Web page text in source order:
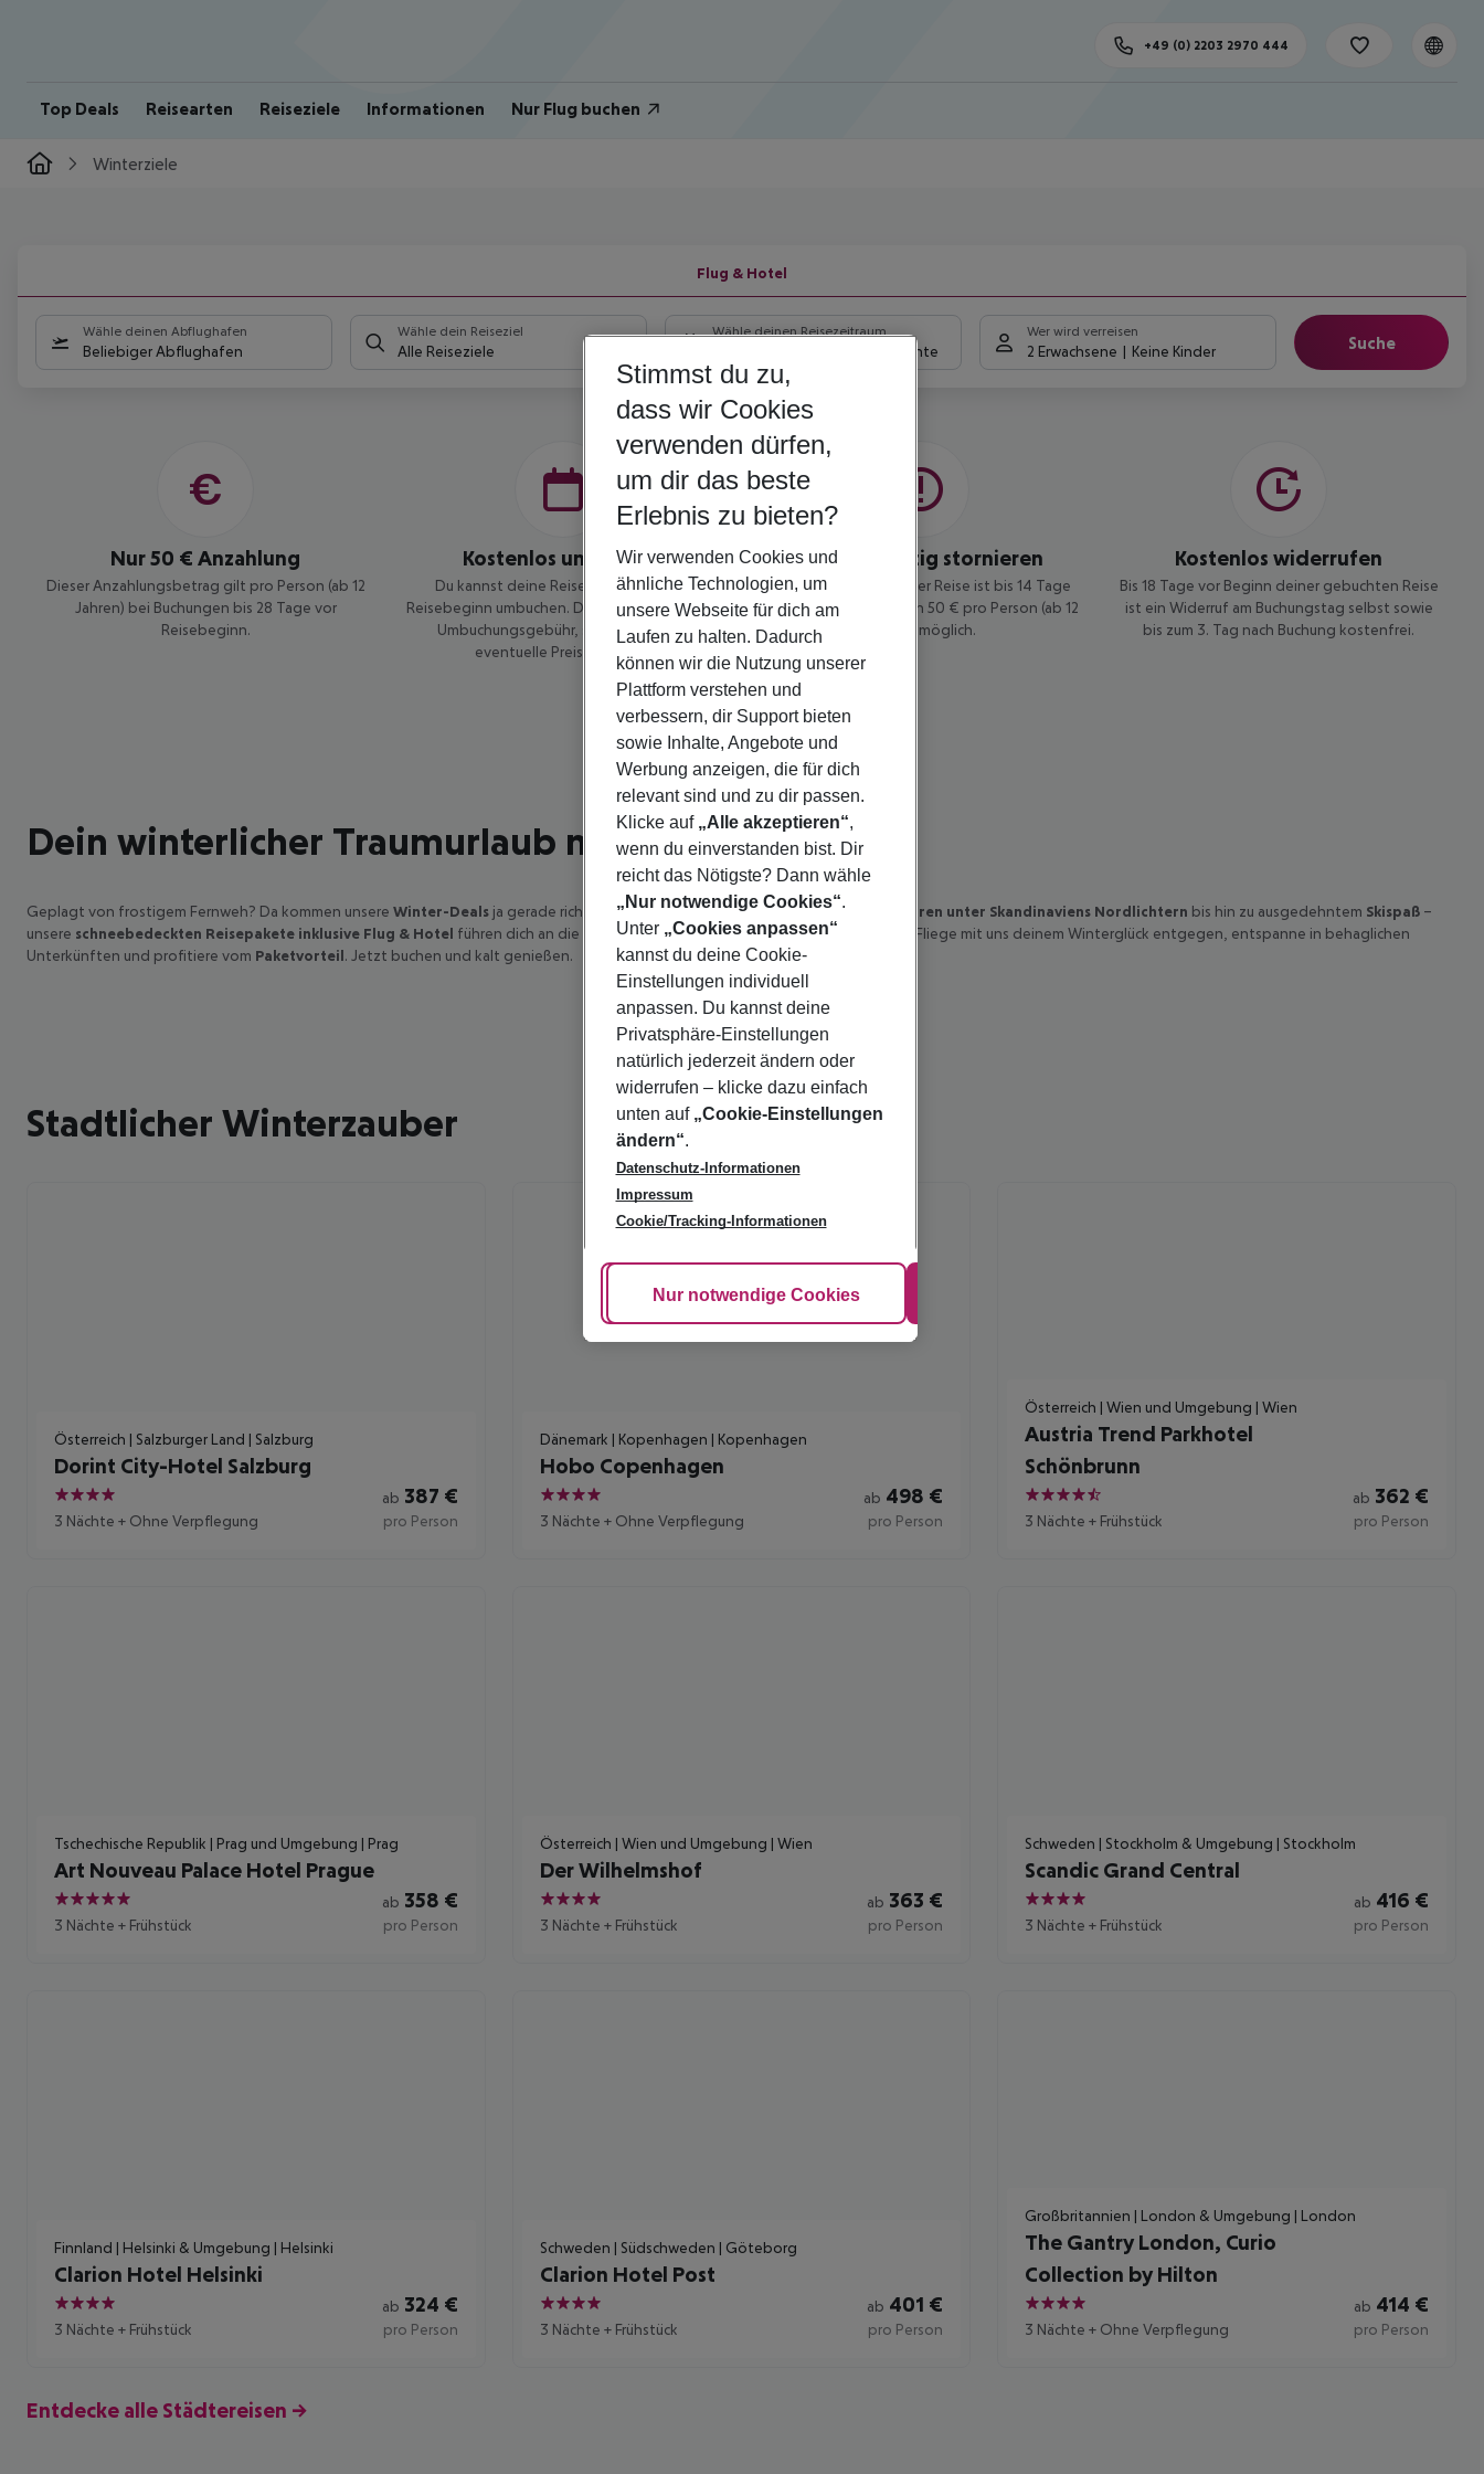
Top Deals Reisearten Reiseziele Informationen Nur Flug buchen
+49 (0) 2203 2970 444
Winterziele
UND
PULVERSCHNEE
Winterglück inklusive
Flug & Hotel
Wähle deinen Abflughafen
Beliebiger Abflughafen
Wähle dein Reiseziel
Alle Reiseziele
Wähle deinen Reisezeitraum
5-8 Nächte
Wer wird verreisen
2 Erwachsene Keine Kinder Suche
Nur 50 € Anzahlung
Dieser Anzahlungsbetrag gilt pro Person (ab 12
Jahren) bei Buchungen bis 28 Tage vor
Reisebeginn.
Kostenlos umbuchen
Du kannst deine Reise bis 14 Tage vor
Reisebeginn umbuchen. Dabei zahlst du keine
Umbuchungsgebühr, sondern nur die
eventuelle Preisdifferenz.
Kostengünstig stornieren
Eine Stornierung deiner Reise ist bis 14 Tage
vor Reisebeginn gegen 50 € pro Person (ab 12
Jahren) möglich.
Kostenlos widerrufen
Bis 18 Tage vor Beginn deiner gebuchten Reise
ist ein Widerruf am Buchungstag selbst sowie
bis zum 3. Tag nach Buchung kostenfrei.
Dein winterlicher Traumurlaub mit Flug & Hotel
Geplagt von frostigem Fernweh? Da kommen unsere Winter-Deals ja gerade richtig! Vomwinterlichen Städtetripüber Huskytouren unter Skandinaviens Nordlichtern bis hin zu ausgedehntem Skispaß –
unsere schneebedeckten Reisepakete inklusive Flug & Hotel führen dich an die schönsten Ziele und machen Winterträume wahr. Fliege mit uns deinem Winterglück entgegen, entspanne in behaglichen
Unterkünften und profitiere vom Paketvorteil. Jetzt buchen und kalt genießen.
Stadtlicher Winterzauber
Österreich | Salzburger Land | Salzburg
Dorint City-Hotel Salzburg
4
3 Nächte + Ohne Verpflegung
ab 387 €
pro Person
Dänemark | Kopenhagen | Kopenhagen
Hobo Copenhagen
4
3 Nächte + Ohne Verpflegung
ab 498 €
pro Person
Österreich | Wien und Umgebung | Wien
Austria Trend Parkhotel
Schönbrunn
4.5
3 Nächte + Frühstück
ab 362 €
pro Person
Tschechische Republik | Prag und Umgebung | Prag
Art Nouveau Palace Hotel Prague
5
3 Nächte + Frühstück
ab 358 €
pro Person
Österreich | Wien und Umgebung | Wien
Der Wilhelmshof
4
3 Nächte + Frühstück
ab 363 €
pro Person
Schweden | Stockholm & Umgebung | Stockholm
Scandic Grand Central
4
3 Nächte + Frühstück
ab 416 €
pro Person
Finnland | Helsinki & Umgebung | Helsinki
Clarion Hotel Helsinki
4
3 Nächte + Frühstück
ab 324 €
pro Person
Schweden | Südschweden | Göteborg
Clarion Hotel Post
4
3 Nächte + Frühstück
ab 401 €
pro Person
Großbritannien | London & Umgebung | London
The Gantry London, Curio
Collection by Hilton
4
3 Nächte + Ohne Verpflegung
ab 414 €
pro Person
Entdecke alle Städtereisen →
Stimmst du zu,
dass wir Cookies
verwenden dürfen,
um dir das beste
Erlebnis zu bieten?
Wir verwenden Cookies und
ähnliche Technologien, um
unsere Webseite für dich am
Laufen zu halten. Dadurch
können wir die Nutzung unserer
Plattform verstehen und
verbessern, dir Support bieten
sowie Inhalte, Angebote und
Werbung anzeigen, die für dich
relevant sind und zu dir passen.
Klicke auf „Alle akzeptieren“,
wenn du einverstanden bist. Dir
reicht das Nötigste? Dann wähle
„Nur notwendige Cookies“.
Unter „Cookies anpassen“
kannst du deine Cookie-
Einstellungen individuell
anpassen. Du kannst deine
Privatsphäre-Einstellungen
natürlich jederzeit ändern oder
widerrufen – klicke dazu einfach
unten auf „Cookie-Einstellungen
ändern“.
Datenschutz-Informationen
Impressum
Cookie/Tracking-Informationen
Cookie anpassen
Nur notwendige Cookies